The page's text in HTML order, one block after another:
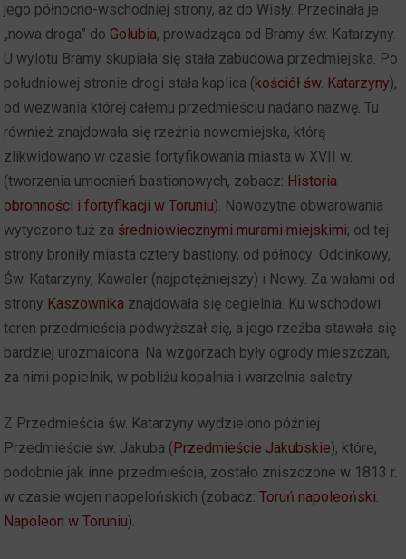
jego północno-wschodniej strony, aż do Wisły. Przecinała je
„nowa droga” do Golubia, prowadząca od Bramy św. Katarzyny.
U wylotu Bramy skupiała się stała zabudowa przedmiejska. Po
południowej stronie drogi stała kaplica (kościół św. Katarzyny),
od wezwania której całemu przedmieściu nadano nazwę. Tu
również znajdowała się rzeźnia nowomiejska, którą
zlikwidowano w czasie fortyfikowania miasta w XVII w.
(tworzenia umocnień bastionowych, zobacz: Historia
obronności i fortyfikacji w Toruniu). Nowożytne obwarowania
wytyczono tuż za średniowiecznymi murami miejskimi; od tej
strony broniły miasta cztery bastiony, od północy: Odcinkowy,
Św. Katarzyny, Kawaler (najpotężniejszy) i Nowy. Za wałami od
strony Kaszownika znajdowała się cegielnia. Ku wschodowi
teren przedmieścia podwyższał się, a jego rzeźba stawała się
bardziej urozmaicona. Na wzgórzach były ogrody mieszczan,
za nimi popielnik, w pobliżu kopalnia i warzelnia saletry.
Z Przedmieścia św. Katarzyny wydzielono później
Przedmieście św. Jakuba ( Przedmieście Jakubskie), które,
podobnie jak inne przedmieścia, zostało zniszczone w 1813 r.
w czasie wojen naopelońskich (zobacz: Toruń napoleoński.
Napoleon w Toruniu).